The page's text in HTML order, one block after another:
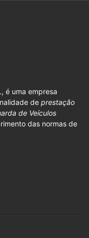
é uma empresa
de prestação
de Veículos
das normas de